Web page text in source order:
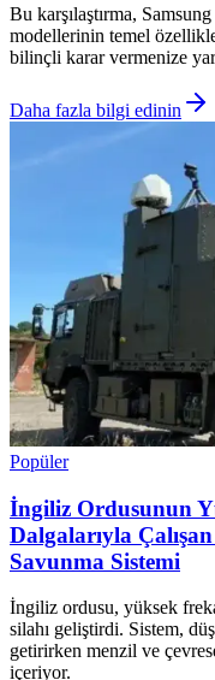
Bu karşılaştırma,
modellerinin temel
bilinçli karar vermenize
Daha fazla bilgi edinin
Popüler
İngiliz Ordusunun
Dalgalarıyla
Savunma Sistemi
İngiliz ordusu, yüksek
silahı geliştirdi. Sistem,
getirirken menzil ve
içeriyor.